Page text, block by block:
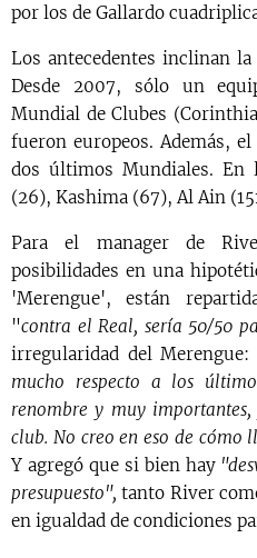
por los de Gallardo
Los antecedentes inclinan la
Desde 2007, sólo un
Mundial de Clubes
fueron europeos. Además,
dos últimos Mundiales. En
(26), Kashima (67), Al Ain
Para el manager de
posibilidades en una
'Merengue', están
"contra el Real, sería 50/50
irregularidad del Merengue:
mucho respecto a los
renombre y muy
club. No creo en eso de
Y agregó que si bien hay
presupuesto", tanto River
en igualdad de condiciones